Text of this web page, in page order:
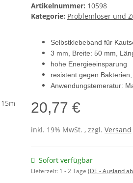
Artikelnummer: 10598
Kategorie: Problemlöser und
Selbstklebeband für
3 mm, Breite: 50 mm,
hohe Energieeinsparung
resistent gegen
Anwendungstemeratur:
20,77 €
inkl. 19% MwSt. , zzgl. Versand
Sofort verfügbar
Lieferzeit: 1 - 2 Tage (DE - Ausland